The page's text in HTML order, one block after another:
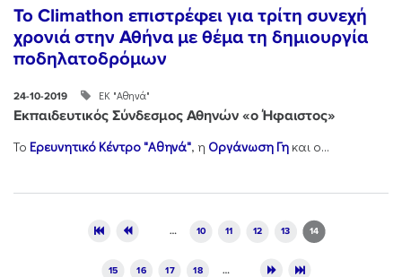
Το Climathon επιστρέφει για τρίτη συνεχή
χρονιά στην Αθήνα με θέμα τη δημιουργία
ποδηλατοδρόμων
24-10-2019 ΕΚ "Αθηνά"
Εκπαιδευτικός Σύνδεσμος Αθηνών «ο Ήφαιστος»
Το Ερευνητικό Κέντρο "Αθηνά", η Οργάνωση Γη και ο...
… 10 11 12 13 14
15 16 17 18 …